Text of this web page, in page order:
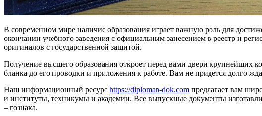
В современном мире наличие образования играет важную роль для
окончании учебного заведения с официальным занесением в реестр и
оригиналов с государственной защитой.
Получение высшего образования откроет перед вами двери крупнейших
бланка до его проводки и приложения к работе. Вам не придется долго
Наш информационный ресурс https://diploman-dok.com предлагает вам
и институты, техникумы и академии. Все выпускные документы
– гознака.